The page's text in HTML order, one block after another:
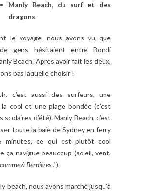
Manly Beach, du surf et des
dragons
le voyage, nous avons vu que
gens hésitaient entre Bondi
Beach. Après avoir fait les deux,
pas laquelle choisir !
c’est aussi des surfeurs, une
la cool et une plage bondée (c’est
scolaires d’été). Manly Beach, c’est
toute la baie de Sydney en ferry
minutes, ce qui est plutôt cool
ça navigue beaucoup (soleil, vent,
comme à Bernières !).
beach, nous avons marché jusqu’à